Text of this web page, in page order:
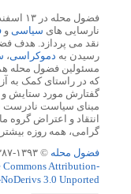
نارسایی های سیاسی و
نقد می پردازد. هدف
رسیدن به دموکراسی،
مسئولین فضول محله
که در راستای کمک به
گفتارش مورد ستایش و
مبنای سیاست نادرست
انتقاد و اعتراض گروه
گرامی، همه روزه بیشتر از ۱۰،۰۰۰ نفر از این سایت دیدن می
فضول محله © ۱۳۹۳-۱۳۸۷ -
Commons Attribution-
3.0 Unported